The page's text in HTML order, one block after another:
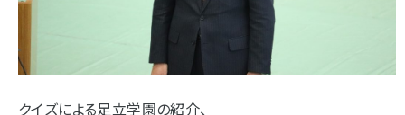
クイズによる足立学園の紹介、